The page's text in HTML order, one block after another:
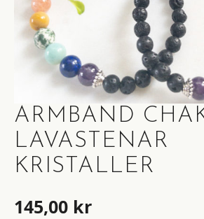
ARMBAND
LAVASTENAR
KRISTALLER
145,00 kr